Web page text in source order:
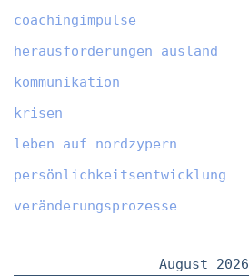
coachingimpulse
herausforderungen ausland
kommunikation
krisen
leben auf nordzypern
persönlichkeitsentwicklung
veränderungsprozesse
August 2026